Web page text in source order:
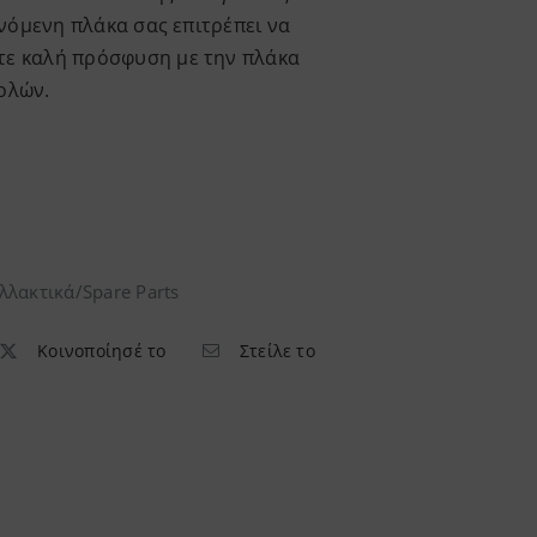
πλάκα σας επιτρέπει να
καλή πρόσφυση με την πλάκα
Spare Parts
Κοινοποίησέ το Στείλε το